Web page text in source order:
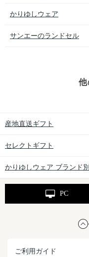
かりゆしウェア
サンエーのランドセル
産地直送ギフト
セレクトギフト
かりゆしウェア ブランド
PC
ご利用ガイド